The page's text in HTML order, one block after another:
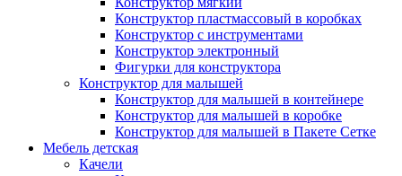
Конструктор пластмассовый в коробках
Конструктор с инструментами
Конструктор электронный
Фигурки для конструктора
Конструктор для малышей
Конструктор для малышей в контейнере
Конструктор для малышей в коробке
Конструктор для малышей в Пакете Сетке
Мебель детская
Качели